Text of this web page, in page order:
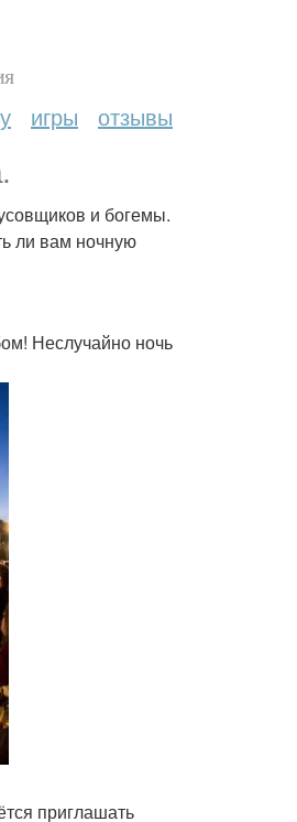
игры отзывы
и богемы.
ли вам ночную
Неслучайно ночь
приглашать